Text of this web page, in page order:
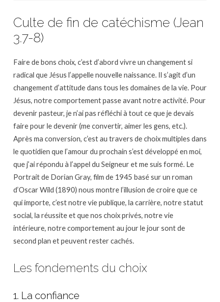
Culte de fin de catéchisme (Jean
3.7-8)
Faire de bons choix, c’est d’abord vivre un changement si
radical que Jésus l’appelle nouvelle naissance. Il s’agit d’un
changement d’attitude dans tous les domaines de la vie. Pour
Jésus, notre comportement passe avant notre activité. Pour
devenir pasteur, je n’ai pas réfléchi à tout ce que je devais
faire pour le devenir (me convertir, aimer les gens, etc.).
Après ma conversion, c’est au travers de choix multiples dans
le quotidien que l’amour du prochain s’est développé en moi,
que j’ai répondu à l’appel du Seigneur et me suis formé. Le
Portrait de Dorian Gray, film de 1945 basé sur un roman
d’Oscar Wild (1890) nous montre l’illusion de croire que ce
qui importe, c’est notre vie publique, la carrière, notre statut
social, la réussite et que nos choix privés, notre vie
intérieure, notre comportement au jour le jour sont de
second plan et peuvent rester cachés.
Les fondements du choix
1. La confiance